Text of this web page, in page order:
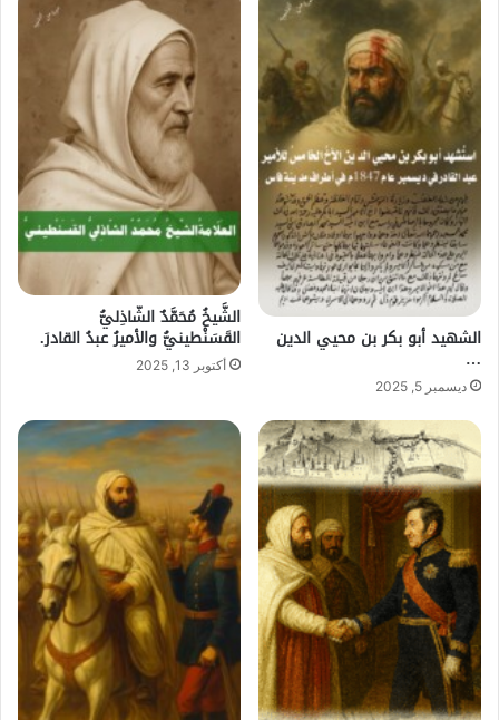
الشهيد أبو بكر بن محيي الدين
…
ديسمبر 5, 2025
الشَّيخُ مُحَمَّدٌ الشّاذِليُّ
القَسَنْطينيُّ والأميرُ عبدُ القادرَ.
أكتوبر 13, 2025